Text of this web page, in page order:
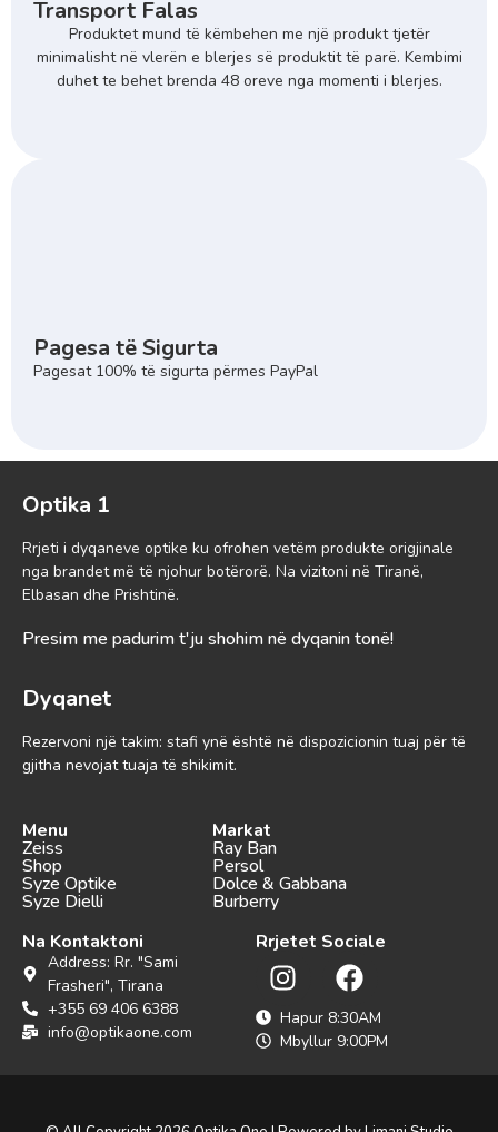
Transport Falas
Produktet mund të këmbehen me një produkt tjetër
minimalisht në vlerën e blerjes së produktit të parë. Kembimi
duhet te behet brenda 48 oreve nga momenti i blerjes.
Pagesa të Sigurta
Pagesat 100% të sigurta përmes PayPal
Optika 1
Rrjeti i dyqaneve optike ku ofrohen vetëm produkte origjinale
nga brandet më të njohur botërorë. Na vizitoni në Tiranë,
Elbasan dhe Prishtinë.
Presim me padurim t'ju shohim në dyqanin tonë!
Dyqanet
Rezervoni një takim: stafi ynë është në dispozicionin tuaj për të
gjitha nevojat tuaja të shikimit.
Menu
Zeiss
Shop
Syze Optike
Syze Dielli
Markat
Ray Ban
Persol
Dolce & Gabbana
Burberry
Na Kontaktoni
Address: Rr. "Sami
Frasheri", Tirana
+355 69 406 6388
info@optikaone.com
Rrjetet Sociale
Hapur 8:30AM
Mbyllur 9:00PM